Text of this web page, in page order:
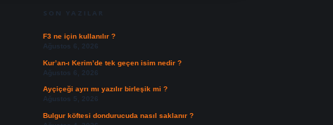
SON YAZILAR
F3 ne için kullanılır ?
Ağustos 6, 2026
Kur’an-ı Kerim’de tek geçen isim nedir ?
Ağustos 6, 2026
Ayçiçeği ayrı mı yazılır birleşik mi ?
Ağustos 5, 2026
Bulgur köftesi dondurucuda nasıl saklanır ?